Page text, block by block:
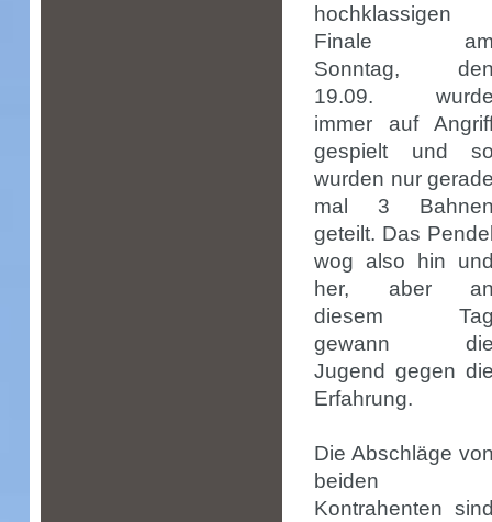
hochklassigen
Finale
Sonntag,
19.09.
immer auf
gespielt und
wurden nur
mal 3
geteilt. Das
wog also hin
her, aber
diesem
gewann
Jugend gegen
Erfahrung.
Die Abschläge
beiden
Kontrahenten